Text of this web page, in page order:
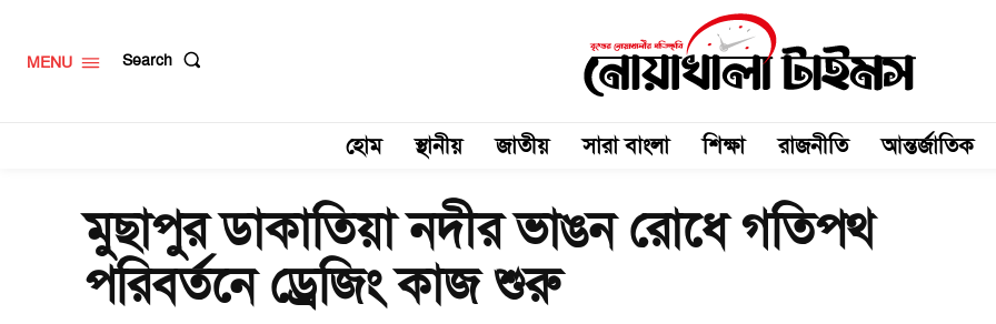
MENU Search
হোম স্থানীয় জাতীয় সারা বাংলা শিক্ষা রাজনীতি আন্তর্জাতিক
মুছাপুর ডাকাতিয়া নদীর ভাঙন রোধে গতিপথ
পরিবর্তনে ড্রেজিং কাজ শুরু